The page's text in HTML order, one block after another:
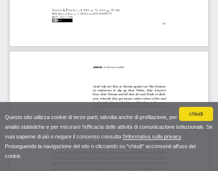
chiudi
Questo sito utilizza cookie di terze parti, talvolta anche di profilazione, per
analisi statistiche e per misurare l'efficacia delle attività di comunicazione istituzionale. Se
vuoi saperne di più o negare il consenso consulta l'informativa sulla privacy.
Proseguendo la navigazione del sito o cliccando su "chiudi" acconsenti all'uso dei
cookie.